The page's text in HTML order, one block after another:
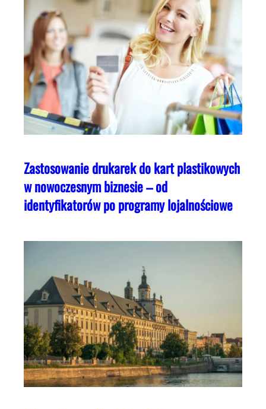
Zastosowanie drukarek do kart plastikowych
w nowoczesnym biznesie – od
identyfikatorów po programy lojalnościowe